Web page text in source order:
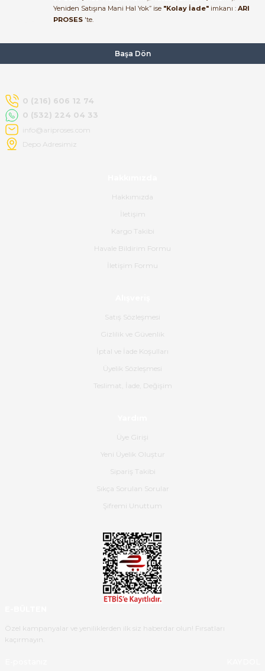
Kemal Toktaş | 20/06/2026
problemsiz geçti.
Kemal Toktaş | 20/06/2026
Havale ile odeme yaptim ve
tedirgindim ama saticinin
sonrasindaki iletisim ve
bilgilendirmesinden cok
memnun kaldim. Kesinlikle
tavsiye ederim.
Ürünün kodu XDR-240e-24 yeni
Gerçekten harika ve etkileyici
Hızlı bir şekilde elimize ulaştı
ulaştı.Ürünün paketlenmesi
gayet başarılı hasarsız bir şekilde
teslim aldım. Bu konudaki
hassasiyetleri ve Ürünün kalitesi
Yeniden Satışına Mani Hal Yok” ise "Kolay İade" imkanı : ARI
PROSES 'te.
Başa Dön
0 (216) 606 12 74
0 (532) 224 04 33
info@ariproses.com
Depo Adresimiz
Hakkımızda
İletişim
Kargo Takibi
Havale Bildirim Formu
İletişim Formu
Satış Sözleşmesi
Gizlilik ve Güvenlik
İptal ve İade Koşulları
Üyelik Sözleşmesi
Teslimat, İade, Değişim
Üye Girişi
Yeni Üyelik Oluştur
Sipariş Takibi
Sıkça Sorulan Sorular
Şifremi Unuttum
Özel kampanyalar ve yeniliklerden ilk siz haberdar olun! Fırsatları
kaçırmayın.